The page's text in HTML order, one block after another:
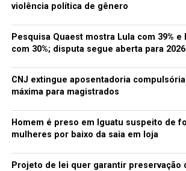
violência política de gênero
Pesquisa Quaest mostra Lula com 39% e
com 30%; disputa segue aberta para 2026
CNJ extingue aposentadoria
máxima para magistrados
Homem é preso em Iguatu suspeito de
mulheres por baixo da saia em loja
Projeto de lei quer garantir preservação